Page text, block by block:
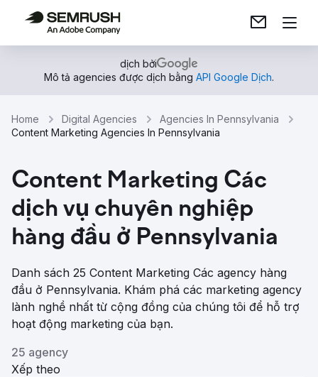
dịch bởi
Mô tả agencies được dịch bằng API Google Dịch.
Home Digital Agencies
Agencies In Pennsylvania
Content Marketing Agencies In Pennsylvania
Content Marketing Các
dịch vụ chuyên nghiệp
hàng đầu ở Pennsylvania
Danh sách 25 Content Marketing Các agency hàng
đầu ở Pennsylvania. Khám phá các marketing agency
lành nghề nhất từ ​​cộng đồng của chúng tôi để hỗ trợ
hoạt động marketing của bạn.
25 agency
Xếp theo